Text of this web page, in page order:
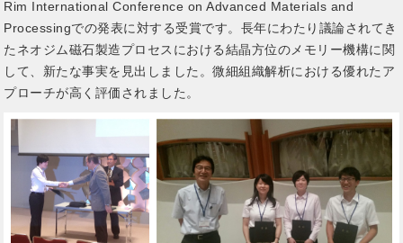
Rim International Conference on Advanced Materials and
Processingでの発表に対する受賞です。長年にわたり議論されてき
たネオジム磁石製造プロセスにおける結晶方位のメモリー機構に関
して、新たな事実を見出しました。微細組織解析における優れたア
プローチが高く評価されました。